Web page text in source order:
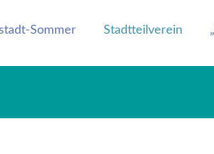
e.V.
Sommer Stadtteilverein